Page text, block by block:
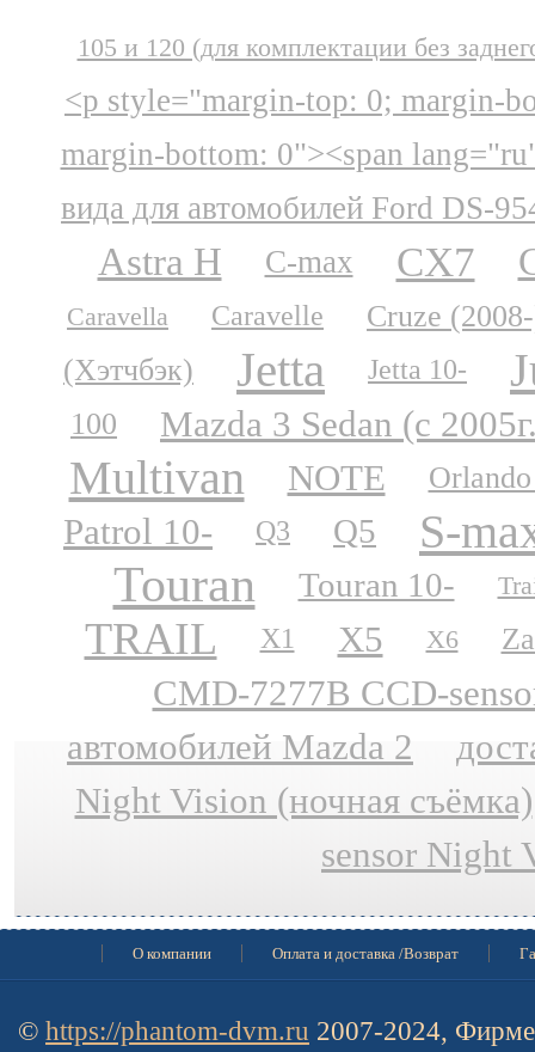
105 и 120 (для комплектации без
<p style="margin-top: 0; margin-
margin-bottom: 0"><span
вида для автомобилей Ford DS-
Astra H C-max CX7
Caravella Caravelle
Cruze
(Хэтчбэк)
Jetta Jetta 10-
100 Mazda 3 Sedan (с
Multivan NOTE
Patrol 10- Q3 Q5 S-
Touran Touran 10-
TRAIL X1 X5 X6
CMD-7277B CCD-
автомобилей Mazda 2
Night Vision (ночная съёмка)
sensor Night
О компании Оплата и доставка /Возврат
© https://phantom-dvm.ru 2007-2024,